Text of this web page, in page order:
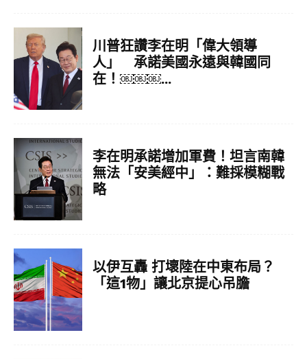
川普狂讚李在明「偉大領導
人」 承諾美國永遠與韓國同
在！￼￼￼...
李在明承諾增加軍費！坦言南韓
無法「安美經中」：難採模糊戰
略
以伊互轟 打壞陸在中東布局？
「這1物」讓北京提心吊膽